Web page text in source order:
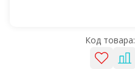
Код товара: